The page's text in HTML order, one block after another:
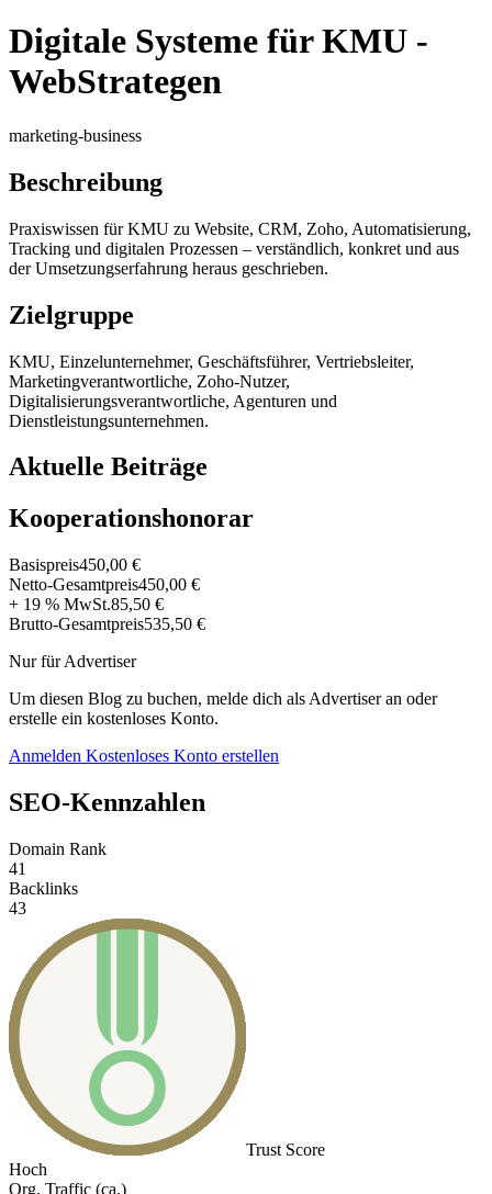
Digitale Systeme für KMU -
WebStrategen
marketing-business
Beschreibung
Praxiswissen für KMU zu Website, CRM, Zoho, Automatisierung,
Tracking und digitalen Prozessen – verständlich, konkret und aus
der Umsetzungserfahrung heraus geschrieben.
Zielgruppe
KMU, Einzelunternehmer, Geschäftsführer, Vertriebsleiter,
Marketingverantwortliche, Zoho-Nutzer,
Digitalisierungsverantwortliche, Agenturen und
Dienstleistungsunternehmen.
Aktuelle Beiträge
Kooperationshonorar
Basispreis450,00 €
Netto-Gesamtpreis450,00 €
+ 19 % MwSt.85,50 €
Brutto-Gesamtpreis535,50 €
Nur für Advertiser
Um diesen Blog zu buchen, melde dich als Advertiser an oder
erstelle ein kostenloses Konto.
Anmelden Kostenloses Konto erstellen
SEO-Kennzahlen
Domain Rank
41
Backlinks
43
Trust Score
Hoch
Org. Traffic (ca.)